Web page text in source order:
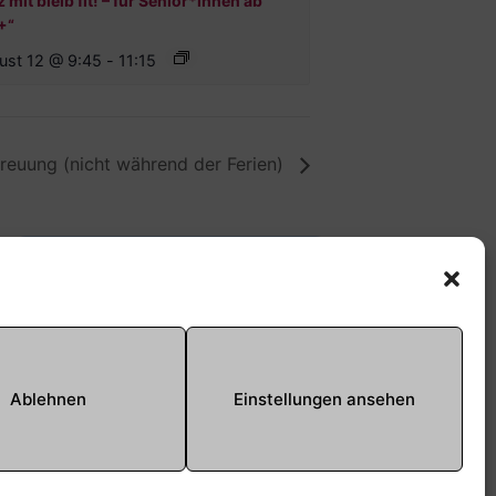
Ablehnen Einstellungen ansehen
12 @ 9:45 - 11:15
(nicht während der Ferien)
E-Mail: